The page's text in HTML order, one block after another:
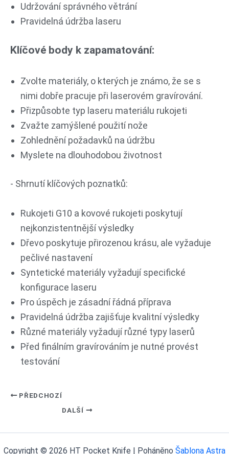
Udržování správného větrání
Pravidelná údržba laseru
Klíčové body k zapamatování:
Zvolte materiály, o kterých je známo, že se s
nimi dobře pracuje při laserovém gravírování.
Přizpůsobte typ laseru materiálu rukojeti
Zvažte zamýšlené použití nože
Zohlednění požadavků na údržbu
Myslete na dlouhodobou životnost
- Shrnutí klíčových poznatků:
Rukojeti G10 a kovové rukojeti poskytují
nejkonzistentnější výsledky
Dřevo poskytuje přirozenou krásu, ale vyžaduje
pečlivé nastavení
Syntetické materiály vyžadují specifické
konfigurace laseru
Pro úspěch je zásadní řádná příprava
Pravidelná údržba zajišťuje kvalitní výsledky
Různé materiály vyžadují různé typy laserů
Před finálním gravírováním je nutné provést
testování
PŘEDCHOZÍ
DALŠÍ
Copyright © 2026 HT Pocket Knife | Poháněno Šablona Astra